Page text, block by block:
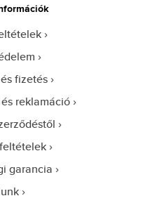
fizetés
reklamáció
garancia